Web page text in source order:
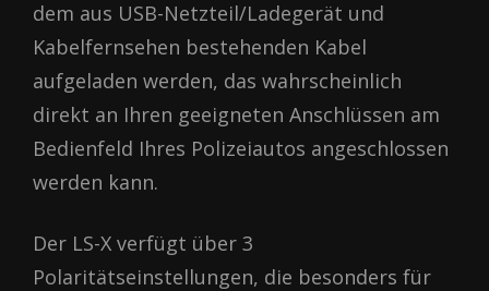
dem aus USB-Netzteil/Ladegerät und
Kabelfernsehen bestehenden Kabel
aufgeladen werden, das wahrscheinlich
direkt an Ihren geeigneten Anschlüssen am
Bedienfeld Ihres Polizeiautos angeschlossen
werden kann.
Der LS-X verfügt über 3
Polaritätseinstellungen, die besonders für